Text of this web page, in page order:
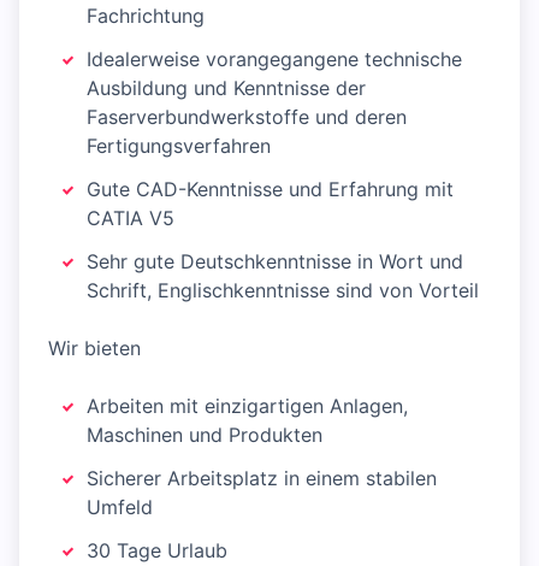
Fachrichtung
Idealerweise vorangegangene technische
Ausbildung und Kenntnisse der
Faserverbundwerkstoffe und deren
Fertigungsverfahren
Gute CAD-Kenntnisse und Erfahrung mit
CATIA V5
Sehr gute Deutschkenntnisse in Wort und
Schrift, Englischkenntnisse sind von Vorteil
Wir bieten
Arbeiten mit einzigartigen Anlagen,
Maschinen und Produkten
Sicherer Arbeitsplatz in einem stabilen
Umfeld
30 Tage Urlaub